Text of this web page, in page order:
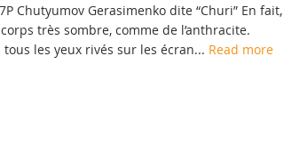
Chutyumov Gerasimenko dite “Churi” En fait,
corps très sombre, comme de l’anthracite.
tous les yeux rivés sur les écran... Read more